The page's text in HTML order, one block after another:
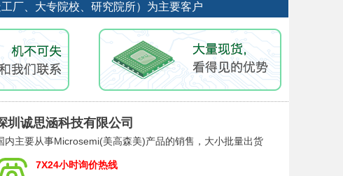
厂、大专院校、研究院所）为主要客户
圳诚思涵科技有限公司
内主要从事Microsemi(美高森美)产品的销售，大小批量出货
7X24小时询价热线